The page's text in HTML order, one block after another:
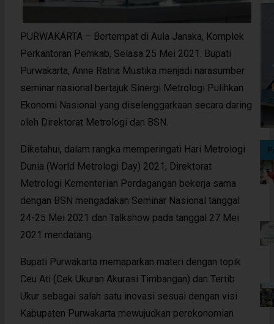
PURWAKARTA – Bertempat di Aula Janaka, Komplek
Perkantoran Pemkab, Selasa 25 Mei 2021. Bupati
Purwakarta, Anne Ratna Mustika menjadi narasumber
seminar nasional bertajuk Sinergi Metrologi Pulihkan
Ekonomi Nasional yang diselenggarkaan secara daring
oleh Direktorat Metrologi dan BSN.
Diketahui, dalam rangka memperingati Hari Metrologi
Dunia (World Metrologi Day) 2021, Direktorat
Metrologi Kementerian Perdagangan bekerja sama
dengan BSN mengadakan Seminar Nasional tanggal
24-25 Mei 2021 dan Talkshow pada tanggal 27 Mei
2021 mendatang.
Bupati Purwakarta memaparkan materi dengan topik
Ceu Ati (Cek Ukuran Akurasi Timbangan) dan Tertib
Ukur sebagai salah satu inovasi sesuai dengan visi
Kabupaten Purwakarta mewujudkan perekonomian